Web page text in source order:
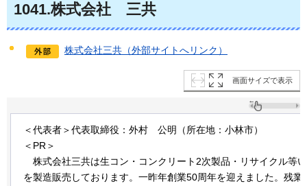
1041.株式会社 三共
株式会社三共（外部サイトへリンク）
画面サイズで表示
＜代表者＞代表取締役：外村 公明（所在地：小林市）
＜PR＞
株式会社三共は生コン・コンクリート2次製品・リサイクル等
を製造販売しております。一昨年創業50周年を迎えました。残業